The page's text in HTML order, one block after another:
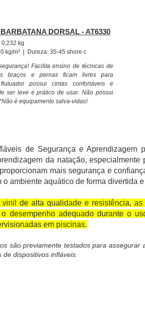
DORSAL - AT6330
kg
kg/m³ | Dureza: 35-45 shore c
Facilita ensino de técnicas de
braços e pernas ficam livres para
possui cintas confortáveis e
ser leve e prático de usar. Não possui
é equipamento salva-vidas!.
de Segurança e
da natação,
mais segurança e
o ambiente aquático de forma divertida
vinil de alta qualidade e resistência,
desempenho adequado durante o
em piscinas.
são previamente testados para
dispositivos infláveis.